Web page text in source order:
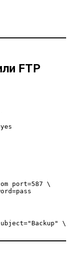
FTP
port=587 \
\